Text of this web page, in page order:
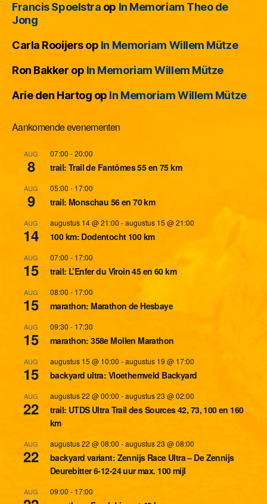
Francis Spoelstra op In Memoriam Theo de
Jong
Carla Rooijersop In Memoriam Willem Mütze
Ron Bakker op In Memoriam Willem Mütze
Arie den Hartog op In Memoriam Willem Mütze
Aankomende evenementen
AUG
8
07:00 -20:00
trail: Trail de Fantômes 55 en 75 km
AUG
9
05:00 - 17:00
trail: Monschau 56 en 70 km
AUG
14
augustus 14 @ 21:00 -augustus 15 @ 21:00
100 km: Dodentocht 100 km
AUG
15
07:00 - 17:00
trail: L’Enfer du Viroin 45 en 60 km
AUG
15
08:00 - 17:00
marathon: Marathon de Hesbaye
AUG
15
09:30 - 17:30
marathon: 358e Mollen Marathon
AUG
15
augustus 15 @ 10:00 -augustus 19 @ 17:00
backyard ultra: Vloethemveld Backyard
AUG
22
augustus 22 @ 00:00 -augustus 23 @ 02:00
trail: UTDS Ultra Trail des Sources 42, 73, 100 en 160
km
AUG
22
augustus 22 @ 08:00 -augustus 23 @ 08:00
backyard variant: Zennijs Race Ultra – De Zennijs
Deurebitter 6-12-24 uur max. 100 mijl
AUG 09:00 - 17:00